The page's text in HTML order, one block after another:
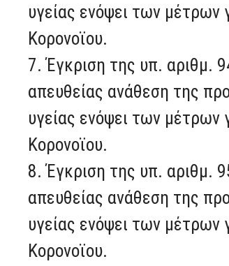
υγείας ενόψει των
Κορονοϊου.
7. Έγκριση της υπ. αριθμ.
απευθείας ανάθεση της
υγείας ενόψει των
Κορονοϊου.
8. Έγκριση της υπ. αριθμ.
απευθείας ανάθεση της
υγείας ενόψει των
Κορονοϊου.